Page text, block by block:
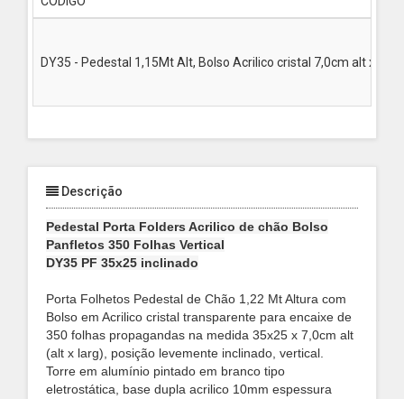
DY35 - Pedestal 1,15Mt Alt, Bolso Acrilico cristal 7,0cm alt x
Descrição
Pedestal Porta Folders Acrilico de chão Bolso
Panfletos 350 Folhas Vertical
DY35 PF 35x25 inclinado
Porta Folhetos Pedestal de Chão 1,22 Mt Altura com
Bolso em Acrilico cristal transparente para encaixe de
350 folhas propagandas na medida 35x25 x 7,0cm alt
(alt x larg), posição levemente inclinado, vertical.
Torre em alumínio pintado em branco tipo
eletrostática, base dupla acrilico 10mm espessura